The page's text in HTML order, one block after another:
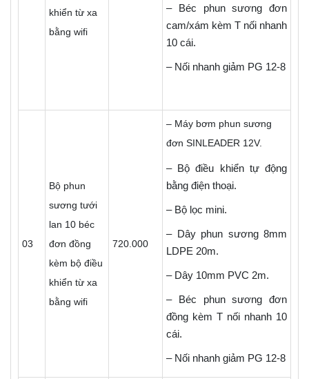
khiển từ xa
bằng wifi
– Béc phun sương đơn
cam/xám kèm T nối nhanh
10 cái.
– Nối nhanh giảm PG 12-8
03
Bộ phun
sương tưới
lan 10 béc
đơn đồng
kèm bộ điều
khiển từ xa
bằng wifi
720.000
– Máy bơm phun sương
đơn SINLEADER 12V.
– Bộ điều khiển tự động
bằng điện thoại.
– Bộ lọc mini.
– Dây phun sương 8mm
LDPE 20m.
– Dây 10mm PVC 2m.
– Béc phun sương đơn
đồng kèm T nối nhanh 10
cái.
– Nối nhanh giảm PG 12-8